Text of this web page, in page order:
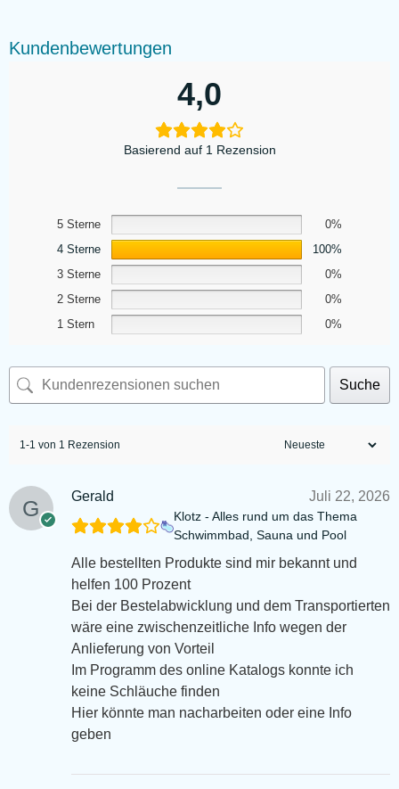
Kundenbewertungen
4,0
Basierend auf 1 Rezension
5 Sterne
0%
4 Sterne
100%
3 Sterne
0%
2 Sterne
0%
1 Stern
0%
Suche
1-1 von 1 Rezension
Gerald Juli 22, 2026
Klotz - Alles rund um das Thema
Schwimmbad, Sauna und Pool
Alle bestellten Produkte sind mir bekannt und
helfen 100 Prozent
Bei der Bestelabwicklung und dem Transportierten
wäre eine zwischenzeitliche Info wegen der
Anlieferung von Vorteil
Im Programm des online Katalogs konnte ich
keine Schläuche finden
Hier könnte man nacharbeiten oder eine Info
geben